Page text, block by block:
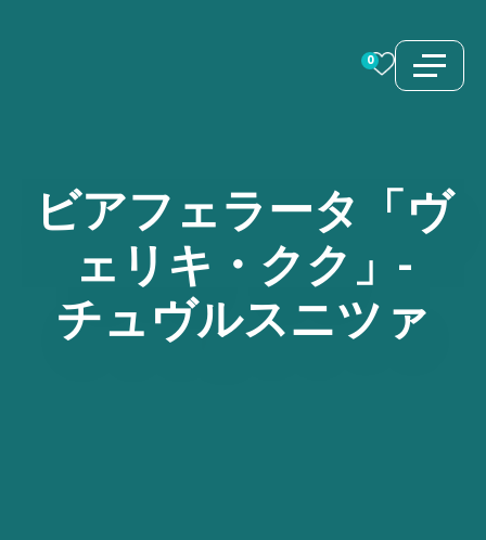
0
ビアフェラータ「ヴ
ェリキ・クク」-
チュヴルスニツァ